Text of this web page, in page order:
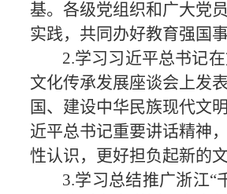
基。各级党组织和广大党
实践，共同办好教育强国事
2.学习习近平总书记
文化传承发展座谈会上发
国、建设中华民族现代文
近平总书记重要讲话精神
性认识，更好担负起新的
3.学习总结推广浙江“